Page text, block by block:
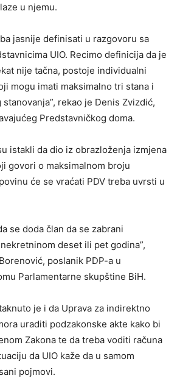
u njemu.
jasnije definisati u razgovoru sa
UIO. Recimo definicija da je
nije tačna, postoje individualni
mogu imati maksimalno tri stana i
rekao je Denis Zvizdić,
Predstavničkog doma.
istakli da dio iz obrazloženja izmjena
govori o maksimalnom broju
će se vraćati PDV treba uvrsti u
se doda član da se zabrani
deset ili pet godina”,
poslanik PDP-a u
Parlamentarne skupštine BiH.
je i da Uprava za indirektno
uraditi podzakonske akte kako bi
Zakona te da treba voditi računa
da UIO kaže da u samom
pojmovi.